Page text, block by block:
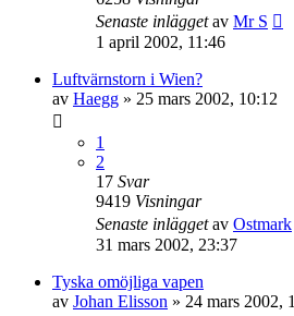
Senaste inläggetav Mr S
1 april 2002, 11:46
Luftvärnstorn i Wien?
av Haegg » 25 mars 2002, 10:12
1
2
17 Svar
9419 Visningar
Senaste inläggetav Ostmark
31 mars 2002, 23:37
Tyska omöjliga vapen
av Johan Elisson » 24 mars 2002,